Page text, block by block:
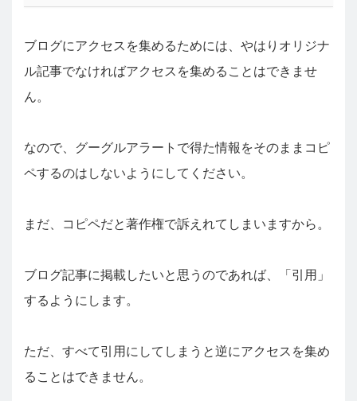
ブログにアクセスを集めるためには、やはりオリジナ
ル記事でなければアクセスを集めることはできませ
ん。
なので、グーグルアラートで得た情報をそのままコピ
ペするのはしないようにしてください。
まだ、コピペだと著作権で訴えれてしまいますから。
ブログ記事に掲載したいと思うのであれば、「引用」
するようにします。
ただ、すべて引用にしてしまうと逆にアクセスを集め
ることはできません。